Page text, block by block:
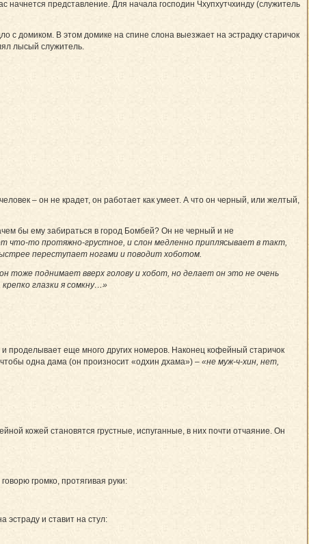
начнется представление. Для начала господин Чхупхутчхинду (служитель
с домиком. В этом домике на спине слона выезжает на эстрадку старичок
лысый служитель.
– он не крадет, он работает как умеет. А что он черный, или желтый,
бы ему забираться в город Бомбей? Он не черный и не
что-то протяжно-грустное, и слон медленно приплясывает в такт,
переступает ногами и поводит хоботом.
тоже поднимает вверх голову и хобот, но делает он это не очень
глазки я сомкну…»
и проделывает еще много других номеров. Наконец кофейный старичок
чтобы одна дама (он произносит «одхин дхама») – «не муж-ч-хин, нет,
кожей становятся грустные, испуганные, в них почти отчаяние. Он
громко, протягивая руки:
и ставит на стул: